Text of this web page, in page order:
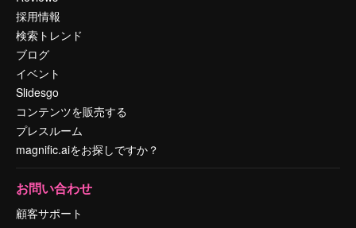
採用情報
検索トレンド
ブログ
イベント
Slidesgo
コンテンツを販売する
プレスルーム
magnific.aiをお探しですか？
お問い合わせ
顧客サポート